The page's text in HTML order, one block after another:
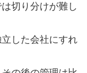
切り分けが難し
した会社にすれ